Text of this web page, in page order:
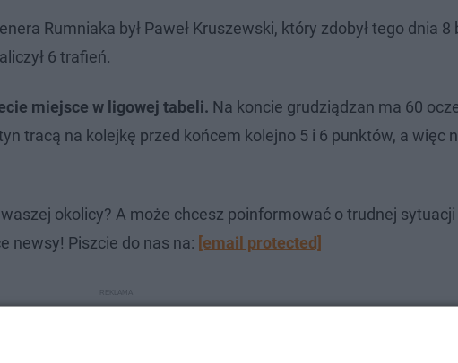
Rumniaka był Paweł Kruszewski, który zdobył tego dnia 8
6 trafień.
miejsce w ligowej tabeli. Na koncie grudziądzan ma 60
tracą na kolejkę przed końcem kolejno 5 i 6 punktów, a więc
okolicy? A może chcesz poinformować o trudnej
newsy! Piszcie do nas na: [email protected]